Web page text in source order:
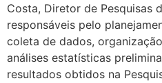
Costa, Diretor de Pesquisas
responsáveis pelo
coleta de dados,
análises estatísticas
resultados obtidos na